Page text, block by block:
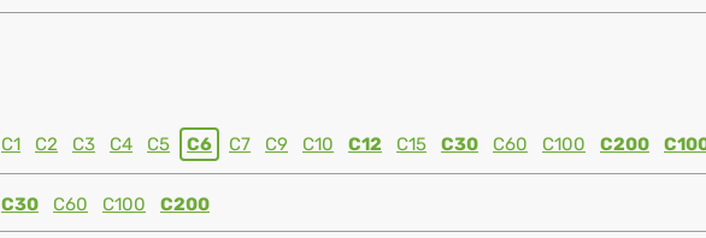
C1 C2 C3 C4 C5 C6 C7 C9 C10 C12 C15 C30 C60 C100 C200
C30 C60 C100 C200